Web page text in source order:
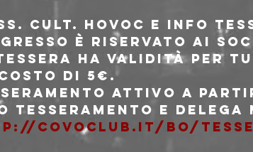
cult. HOVOC e INFO
è riservato ai
ha validità per
di 5€.
attivo a
tesseramento e delega
covoclub.it/bo/